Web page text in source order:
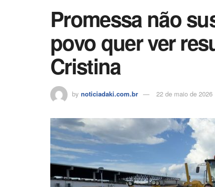
Promessa não
povo quer ver
Cristina
by noticiadaki.com.br 22 de maio de 2026